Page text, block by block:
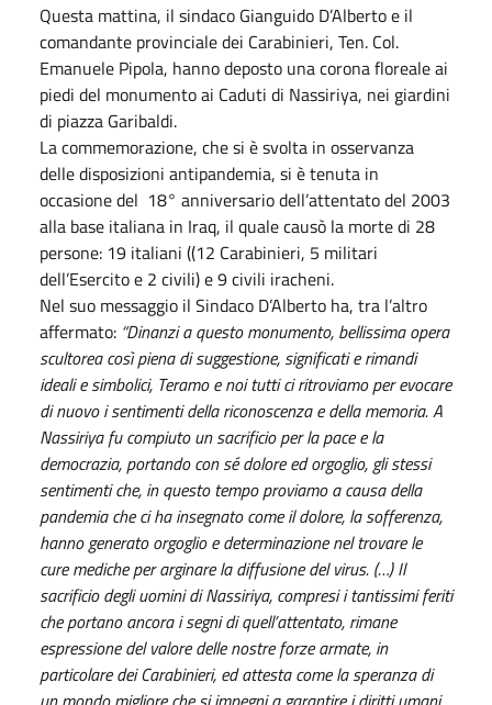
Questa mattina, il sindaco Gianguido D’Alberto e il
comandante provinciale dei Carabinieri, Ten. Col.
Emanuele Pipola, hanno deposto una corona floreale ai
piedi del monumento ai Caduti di Nassiriya, nei giardini
di piazza Garibaldi.
La commemorazione, che si è svolta in osservanza
delle disposizioni antipandemia, si è tenuta in
occasione del 18° anniversario dell’attentato del 2003
alla base italiana in Iraq, il quale causò la morte di 28
persone: 19 italiani ((12 Carabinieri, 5 militari
dell’Esercito e 2 civili) e 9 civili iracheni.
Nel suo messaggio il Sindaco D’Alberto ha, tra l’altro
affermato: “Dinanzi a questo monumento, bellissima opera
scultorea così piena di suggestione, significati e rimandi
ideali e simbolici, Teramo e noi tutti ci ritroviamo per evocare
di nuovo i sentimenti della riconoscenza e della memoria. A
Nassiriya fu compiuto un sacrificio per la pace e la
democrazia, portando con sé dolore ed orgoglio, gli stessi
sentimenti che, in questo tempo proviamo a causa della
pandemia che ci ha insegnato come il dolore, la sofferenza,
hanno generato orgoglio e determinazione nel trovare le
cure mediche per arginare la diffusione del virus. (…) Il
sacrificio degli uomini di Nassiriya, compresi i tantissimi feriti
che portano ancora i segni di quell’attentato, rimane
espressione del valore delle nostre forze armate, in
particolare dei Carabinieri, ed attesta come la speranza di